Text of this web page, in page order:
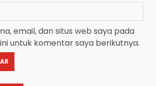
email, dan situs web saya pada
untuk komentar saya berikutnya.